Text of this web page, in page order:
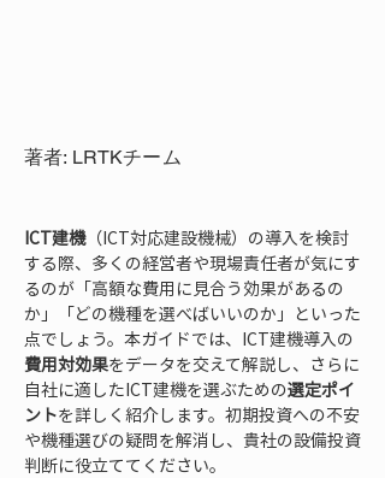
著者: LRTKチーム
ICT建機（ICT対応建設機械）の導入を検討
する際、多くの経営者や現場責任者が気にす
るのが「高額な費用に見合う効果があるの
か」「どの機種を選べばいいのか」といった
点でしょう。本ガイドでは、ICT建機導入の
費用対効果をデータを交えて解説し、さらに
自社に適したICT建機を選ぶための選定ポイ
ントを詳しく紹介します。初期投資への不安
や機種選びの疑問を解消し、貴社の設備投資
判断に役立ててください。